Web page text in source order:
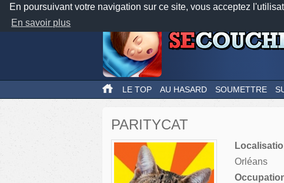
En poursuivant votre navigation sur ce site, vous acceptez
En savoir plus
LE TOP AU HASARD SOUMETTRE
PARITYCAT
Orléans